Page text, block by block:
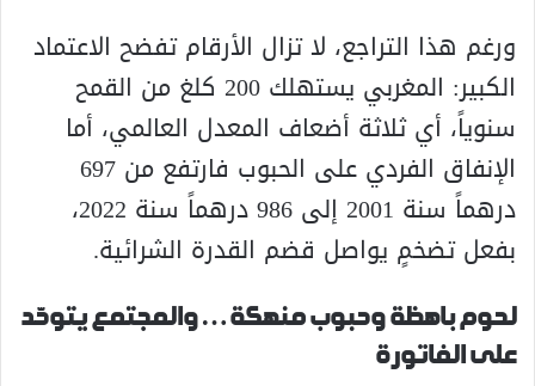
ورغم هذا التراجع، لا تزال الأرقام تفضح الاعتماد
الكبير: المغربي يستهلك 200 كلغ من القمح
سنوياً، أي ثلاثة أضعاف المعدل العالمي، أما
الإنفاق الفردي على الحبوب فارتفع من 697
درهماً سنة 2001 إلى 986 درهماً سنة 2022،
بفعل تضخمٍ يواصل قضم القدرة الشرائية.
لحوم باهظة وحبوب منهكة… والمجتمع يتوحّد
على الفاتورة